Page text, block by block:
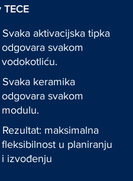
TECE
Svaka aktivacijska tipka
odgovara svakom
vodokotliću.
Svaka keramika
odgovara svakom
modulu.
Rezultat: maksimalna
fleksibilnost u planiranju
i izvođenju